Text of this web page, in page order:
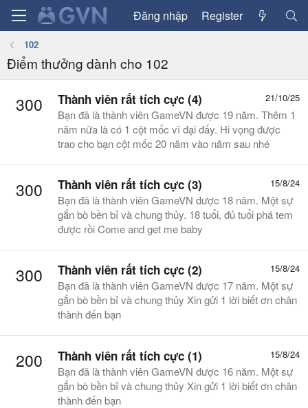
Đăng nhập Register
102
Điểm thưởng dành cho 102
300 21/10/25
Thành viên rất tích cực (4)
Bạn đã là thành viên GameVN được 19 năm. Thêm 1
năm nữa là có 1 cột mốc vĩ đại đấy. Hi vọng được
trao cho bạn cột mốc 20 năm vào năm sau nhé
300 15/8/24
Thành viên rất tích cực (3)
Bạn đã là thành viên GameVN được 18 năm. Một sự
gắn bò bền bỉ và chung thủy. 18 tuổi, đủ tuổi phá tem
được rồi Come and get me baby
300 15/8/24
Thành viên rất tích cực (2)
Bạn đã là thành viên GameVN được 17 năm. Một sự
gắn bò bền bỉ và chung thủy Xin gửi 1 lời biết ơn chân
thành đến bạn
200 15/8/24
Thành viên rất tích cực (1)
Bạn đã là thành viên GameVN được 16 năm. Một sự
gắn bò bền bỉ và chung thủy Xin gửi 1 lời biết ơn chân
thành đến bạn